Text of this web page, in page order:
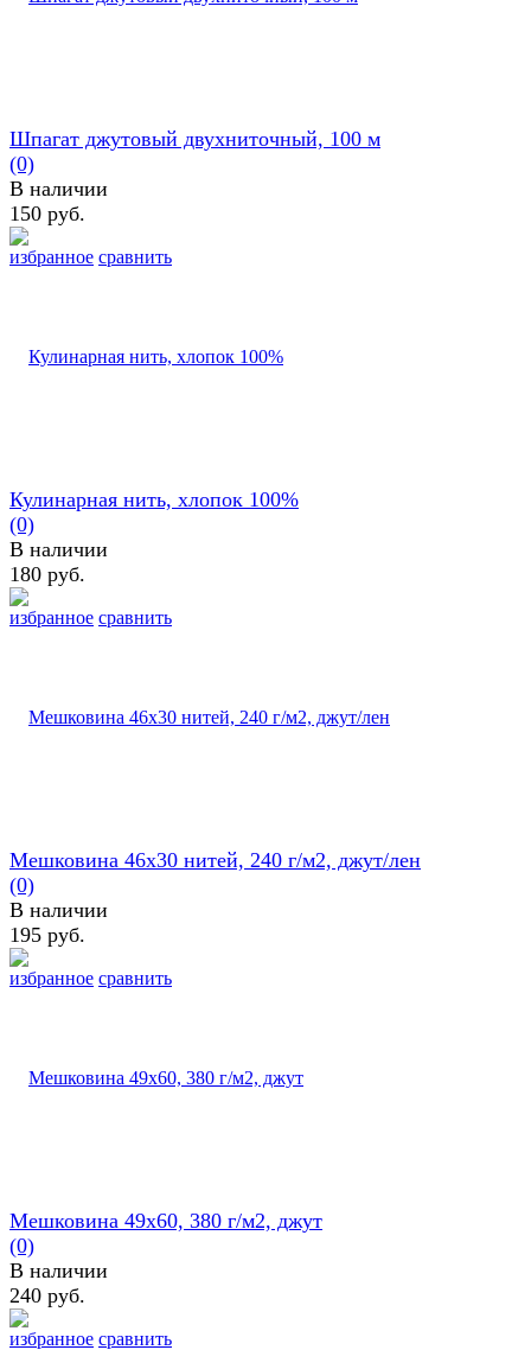
избранное сравнить
Шпагат джутовый двухниточный, 100 м
(0)
В наличии
150 руб.
избранное сравнить
Кулинарная нить, хлопок 100%
(0)
В наличии
180 руб.
избранное сравнить
Мешковина 46х30 нитей, 240 г/м2, джут/лен
(0)
В наличии
195 руб.
избранное сравнить
Мешковина 49х60, 380 г/м2, джут
(0)
В наличии
240 руб.